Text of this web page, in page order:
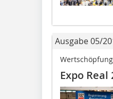
Ausgabe 05/
Expo Real